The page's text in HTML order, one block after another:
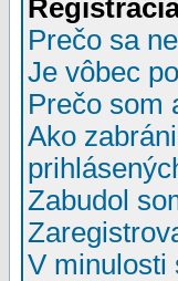
Prečo sa
Je vôbec
Prečo som
Ako
Zabudol
V minulosti